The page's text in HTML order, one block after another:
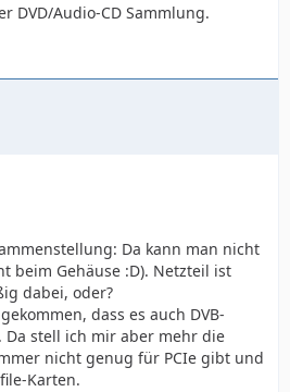
DVD/Audio-CD Sammlung.
Da kann man nicht
beim Gehäuse :D). Netzteil ist
dabei, oder?
dass es auch DVB-
stell ich mir aber mehr die
nicht genug für PCIe gibt und
Karten.